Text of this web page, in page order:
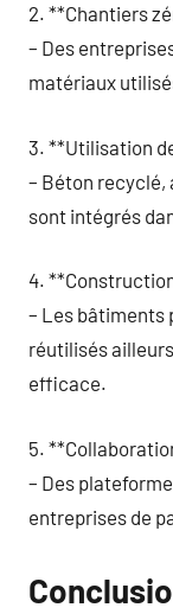
2. **Chantiers
– Des
matériaux
3. **Utilisation
– Béton
sont intégrés
4.
– Les bâtiments
réutilisés
efficace.
5.
– Des
entreprises de